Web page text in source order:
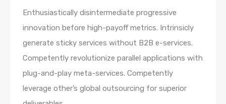
Enthusiastically disintermediate progressive
innovation before high-payoff metrics. Intrinsicly
generate sticky services without B2B e-services.
Competently revolutionize parallel applications with
plug-and-play meta-services. Competently
leverage other’s global outsourcing for superior